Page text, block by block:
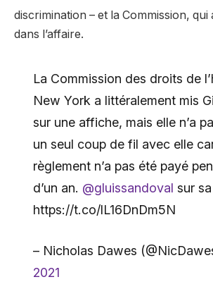
discrimination – et la Commission,
dans l’affaire.
La Commission des droits de
New York a littéralement mis
sur une affiche, mais elle n’a
un seul coup de fil avec elle
règlement n’a pas été payé
d’un an. @gluissandoval sur
https://t.co/lL16DnDm5N
– Nicholas Dawes
2021